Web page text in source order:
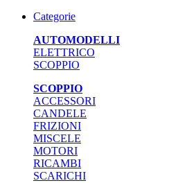
Categorie
AUTOMODELLI
ELETTRICO
SCOPPIO
SCOPPIO
ACCESSORI
CANDELE
FRIZIONI
MISCELE
MOTORI
RICAMBI
SCARICHI